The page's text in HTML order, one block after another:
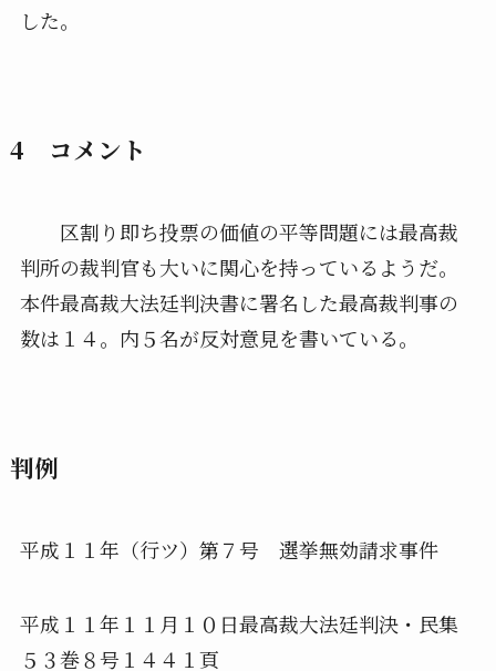
した。
4 コメント
区割り即ち投票の価値の平等問題には最高裁
判所の裁判官も大いに関心を持っているようだ。
本件最高裁大法廷判決書に署名した最高裁判事の
数は１４。内５名が反対意見を書いている。
判例
平成１１年（行ツ）第７号 選挙無効請求事件
平成１１年１１月１０日最高裁大法廷判決・民集
５３巻８号１４４１頁